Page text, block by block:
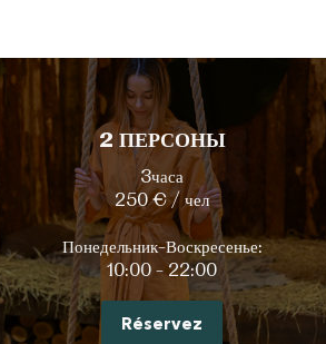
2 ПЕРСОНЫ
3часа
250 € / чел
Понедельник-Воскресенье:
10:00 - 22:00
Réservez